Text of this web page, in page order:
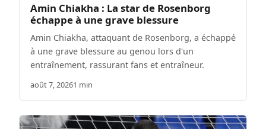
Amin Chiakha : La star de Rosenborg
échappe à une grave blessure
Amin Chiakha, attaquant de Rosenborg, a échappé
à une grave blessure au genou lors d'un
entraînement, rassurant fans et entraîneur.
août 7, 20261 min